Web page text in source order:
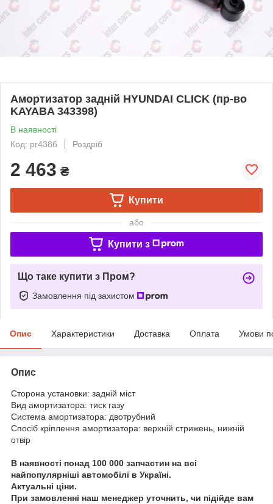
Амортизатор задній HYUNDAI CLICK (пр-во
KAYABA 343398)
В наявності
Код: pr4386
Роздріб
2 463 ₴
Купити
або
Купити з
Що таке купити з Пром?
Замовлення під захистом
Опис Характеристики Доставка Оплата Умови
Опис
Сторона установки: задній міст
Вид амортизатора: тиск газу
Система амортизатора: двотрубний
Спосіб кріплення амортизатора: верхній стрижень, нижній
отвір
В наявності понад 100 000 запчастин на всі
найпопулярніші автомобілі в Україні.
Актуальні ціни.
При замовленні наш менеджер уточнить, чи підійде вам